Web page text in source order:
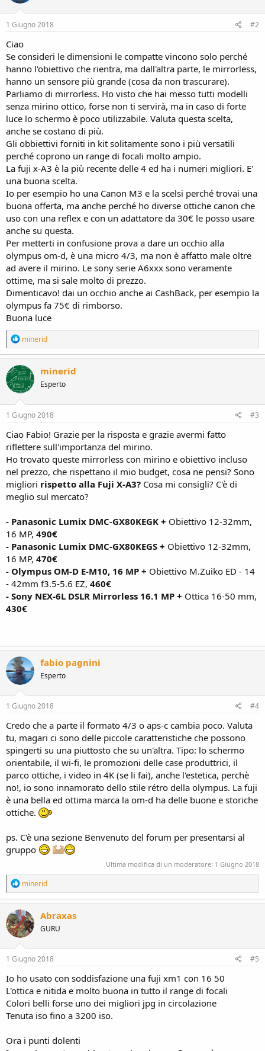
1 Giugno 2018 #2
Ciao
Se consideri le dimensioni le compatte vincono solo perché
hanno l'obiettivo che rientra, ma dall'altra parte, le mirrorless,
hanno un sensore più grande (cosa da non trascurare).
Parliamo di mirrorless. Ho visto che hai messo tutti modelli
senza mirino ottico, forse non ti servirà, ma in caso di forte
luce lo schermo è poco utilizzabile. Valuta questa scelta,
anche se costano di più.
Gli obbiettivi forniti in kit solitamente sono i più versatili
perché coprono un range di focali molto ampio.
La fuji x-A3 è la più recente delle 4 ed ha i numeri migliori. E'
una buona scelta.
Io per esempio ho una Canon M3 e la scelsi perché trovai una
buona offerta, ma anche perché ho diverse ottiche canon che
uso con una reflex e con un adattatore da 30€ le posso usare
anche su questa.
Per metterti in confusione prova a dare un occhio alla
olympus om-d, è una micro 4/3, ma non è affatto male oltre
ad avere il mirino. Le sony serie A6xxx sono veramente
ottime, ma si sale molto di prezzo.
Dimenticavo! dai un occhio anche ai CashBack, per esempio la
olympus fa 75€ di rimborso.
Buona luce
R
e
a
c
t
i
o
n
s
minerid
minerid
Esperto
1 Giugno 2018 #3
Ciao Fabio! Grazie per la risposta e grazie avermi fatto
riflettere sull'importanza del mirino.
Ho trovato queste mirrorless con mirino e obiettivo incluso
nel prezzo, che rispettano il mio budget, cosa ne pensi? Sono
migliori rispetto alla Fuji X-A3? Cosa mi consigli? C'è di
meglio sul mercato?
- Panasonic Lumix DMC-GX80KEGK + Obiettivo 12-32mm,
16 MP, 490€
- Panasonic Lumix DMC-GX80KEGS + Obiettivo 12-32mm,
16 MP, 470€
- Olympus OM-D E-M10, 16 MP + Obiettivo M.Zuiko ED - 14
- 42mm f3.5-5.6 EZ, 460€
- Sony NEX-6L DSLR Mirrorless 16.1 MP + Ottica 16-50 mm,
430€
fabio pagnini
Esperto
1 Giugno 2018 #4
Credo che a parte il formato 4/3 o aps-c cambia poco. Valuta
tu, magari ci sono delle piccole caratteristiche che possono
spingerti su una piuttosto che su un'altra. Tipo: lo schermo
orientabile, il wi-fi, le promozioni delle case produttrici, il
parco ottiche, i video in 4K (se li fai), anche l'estetica, perchè
no!, io sono innamorato dello stile rétro della olympus. La fuji
è una bella ed ottima marca la om-d ha delle buone e storiche
ottiche.
ps. C'è una sezione Benvenuto del forum per presentarsi al
gruppo
Ultima modifica di un moderatore: 1 Giugno 2018
R
e
a
c
t
i
o
n
s
minerid
Abraxas
GURU
1 Giugno 2018 #5
Io ho usato con soddisfazione una fuji xm1 con 16 50
L'ottica e nitida e molto buona in tutto il range di focali
Colori belli forse uno dei migliori jpg in circolazione
Tenuta iso fino a 3200 iso.
Ora i punti dolenti